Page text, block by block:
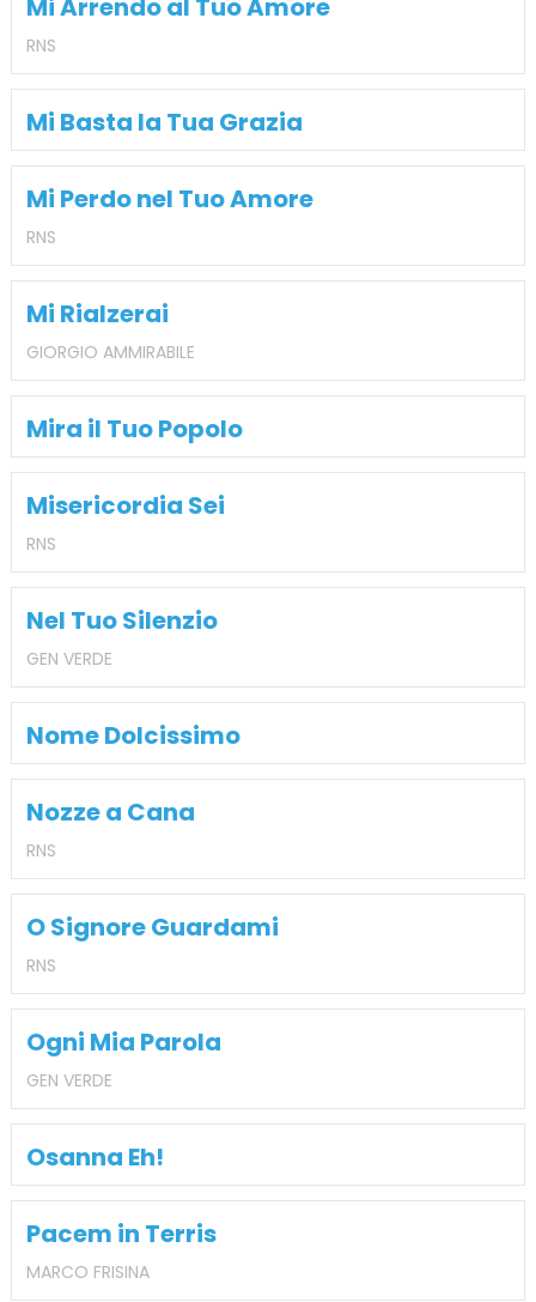
Mi Arrendo al Tuo Amore
RNS
Mi Basta la Tua Grazia
Mi Perdo nel Tuo Amore
RNS
Mi Rialzerai
GIORGIO AMMIRABILE
Mira il Tuo Popolo
Misericordia Sei
RNS
Nel Tuo Silenzio
GEN VERDE
Nome Dolcissimo
Nozze a Cana
RNS
O Signore Guardami
RNS
Ogni Mia Parola
GEN VERDE
Osanna Eh!
Pacem in Terris
MARCO FRISINA